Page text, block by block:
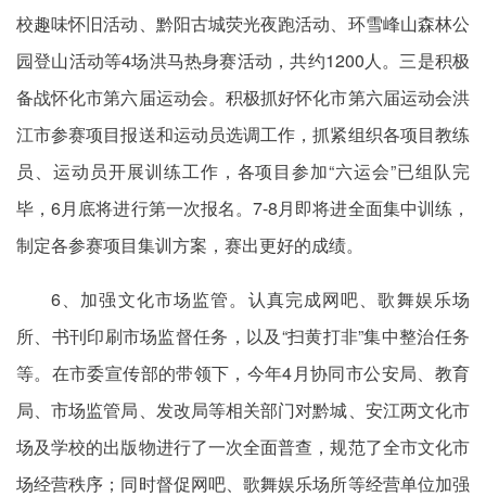
校趣味怀旧活动、黔阳古城荧光夜跑活动、环雪峰山森林公
园登山活动等4场洪马热身赛活动，共约1200人。三是积极
备战怀化市第六届运动会。积极抓好怀化市第六届运动会洪
江市参赛项目报送和运动员选调工作，抓紧组织各项目教练
员、运动员开展训练工作，各项目参加“六运会”已组队完
毕，6月底将进行第一次报名。7-8月即将进全面集中训练，
制定各参赛项目集训方案，赛出更好的成绩。
6、加强文化市场监管。认真完成网吧、歌舞娱乐场
所、书刊印刷市场监督任务，以及“扫黄打非”集中整治任务
等。在市委宣传部的带领下，今年4月协同市公安局、教育
局、市场监管局、发改局等相关部门对黔城、安江两文化市
场及学校的出版物进行了一次全面普查，规范了全市文化市
场经营秩序；同时督促网吧、歌舞娱乐场所等经营单位加强